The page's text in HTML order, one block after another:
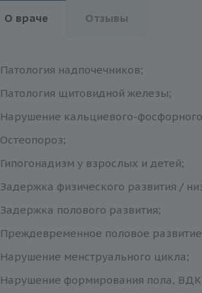
О враче Отзывы
Патология надпочечников;
Патология щитовидной железы;
Нарушение кальциевого-
Остеопороз;
Гипогонадизм у взрослых и детей;
Задержка физического развития /
Задержка полового развития;
Преждевременное половое
Нарушение менструального цикла;
Нарушение формирования пола,